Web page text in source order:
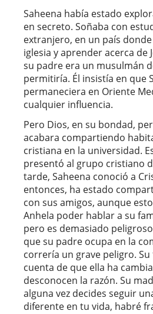
Saheena había estado
en secreto. Soñaba con
extranjero, en un país
iglesia y aprender acerca de
su padre era un musulmán
permitiría. Él insistía en que
permaneciera en Oriente
cualquier influencia.
Pero Dios, en su bondad,
acabara compartiendo
cristiana en la universidad.
presentó al grupo cristiano
tarde, Saheena conoció a
entonces, ha estado
con sus amigos, aunque
Anhela poder hablar a su
pero es demasiado
que su padre ocupa en la
correría un grave peligro.
cuenta de que ella ha
desconocen la razón. Su
alguna vez decides seguir
diferente en tu vida, habré